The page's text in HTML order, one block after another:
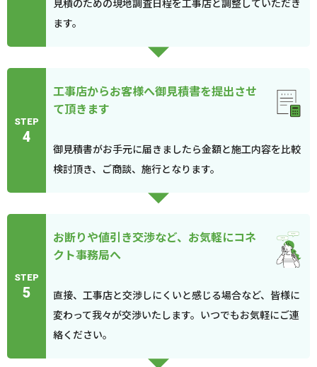
見積のための現地調査日程を工事店と調整していただき
ます。
STEP
4
工事店からお客様へ御見積書を提出させ
て頂きます
御見積書がお手元に届きましたら金額と施工内容を比較
検討頂き、ご商談、施行となります。
STEP
5
お断りや値引き交渉など、お気軽にコネ
クト事務局へ
直接、工事店と交渉しにくいと感じる場合など、皆様に
変わって我々が交渉いたします。いつでもお気軽にご連
絡ください。